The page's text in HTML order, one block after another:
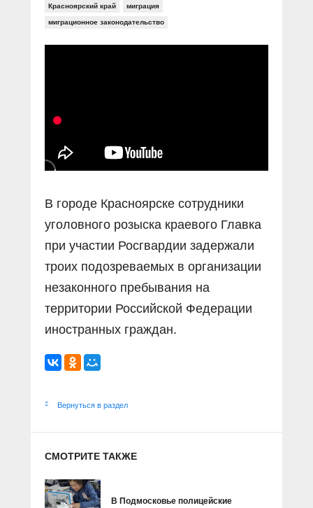
Социальные ролики
Документальные фильмы
Прямой разговор
В знании сила
Специальный репортаж
Газета «Щит и меч»
Журнал «Полиция России»
О ПОРТАЛЕ
Красноярский край миграция
миграционное законодательство
В городе Красноярске сотрудники
уголовного розыска краевого Главка
при участии Росгвардии задержали
троих подозреваемых в организации
незаконного пребывания на
территории Российской Федерации
иностранных граждан.
Вернуться в раздел
СМОТРИТЕ ТАКЖЕ
В Подмосковье полицейские